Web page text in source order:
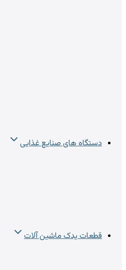
دستگاه های صنایع غذایی
قطعات یدک ماشین آلات